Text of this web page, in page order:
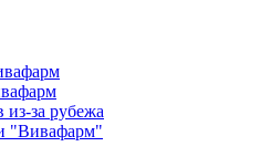
из-за рубежа
"Вивафарм"